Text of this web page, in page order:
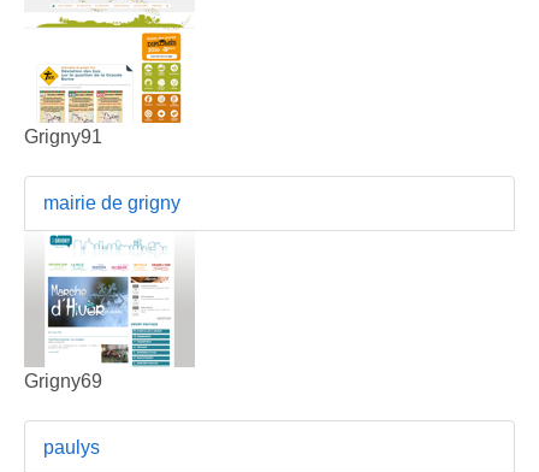
Grigny91
mairie de grigny
Grigny69
paulys